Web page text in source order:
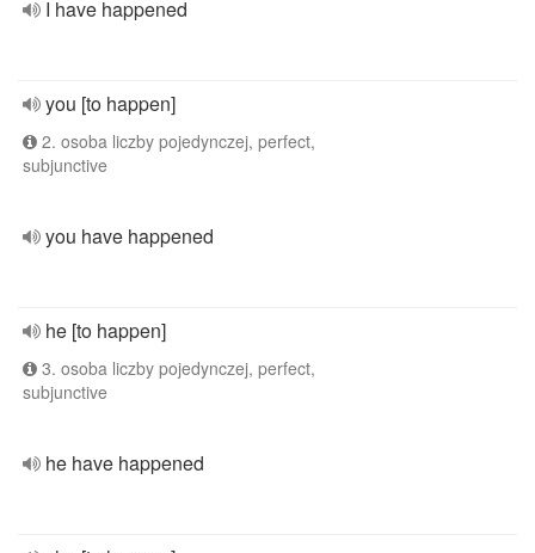
I have happened
you [to happen]
2. osoba liczby pojedynczej, perfect,
subjunctive
you have happened
he [to happen]
3. osoba liczby pojedynczej, perfect,
subjunctive
he have happened